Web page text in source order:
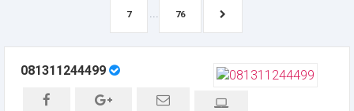
7 ... 76
081311244499